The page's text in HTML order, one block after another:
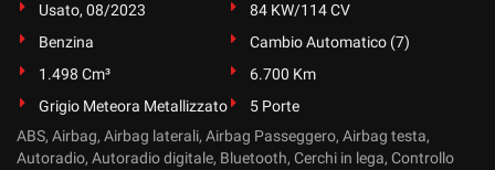
Usato, 08/2023
84 KW/114 CV
Benzina
Cambio Automatico (7)
1.498 Cm³
6.700 Km
Grigio Meteora Metallizzato
5 Porte
ABS, Airbag, Airbag laterali, Airbag Passeggero, Airbag testa,
Autoradio, Autoradio digitale, Bluetooth, Cerchi in lega, Controllo